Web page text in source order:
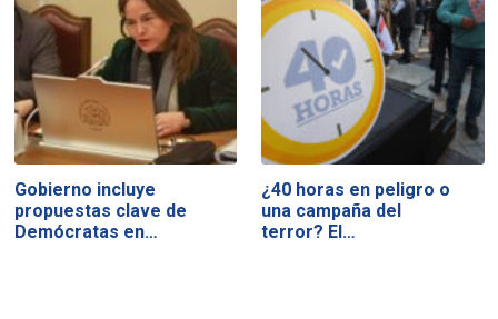
Gobierno incluye
propuestas clave de
Demócratas en…
¿40 horas en peligro o
una campaña del
terror? El…